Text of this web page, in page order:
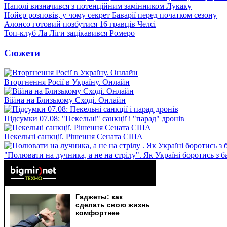
Наполі визначився з потенційним замінником Лукаку
Нойєр розповів, у чому секрет Баварії перед початком сезону
Алонсо готовий позбутися 16 гравців Челсі
Топ-клуб Ла Ліги зацікавився Ромеро
Сюжети
Вторгнення Росії в Україну. Онлайн
Війна на Близькому Сході. Онлайн
Підсумки 07.08: "Пекельні" санкції і "парад" дронів
Пекельні санкції. Рішення Сената США
"Полювати на лучника, а не на стрілу". Як Україні боротись з